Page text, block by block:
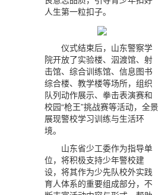
人生第一粒扣子。
仪式结束后，山东警察学
院开放了实验楼、泅渡馆、射
击馆、综合训练馆、信息图书
综合楼、教学楼等场所，组织
队列动作展示、拳击表演赛和
校园“枪王”挑战赛等活动，全景
展现警校学习训练与生活环
境。
山东省少工委作为指导单
位，将积极支持少年警校建
设，将其作为少先队校外实践
育人体系的重要组成部分，不